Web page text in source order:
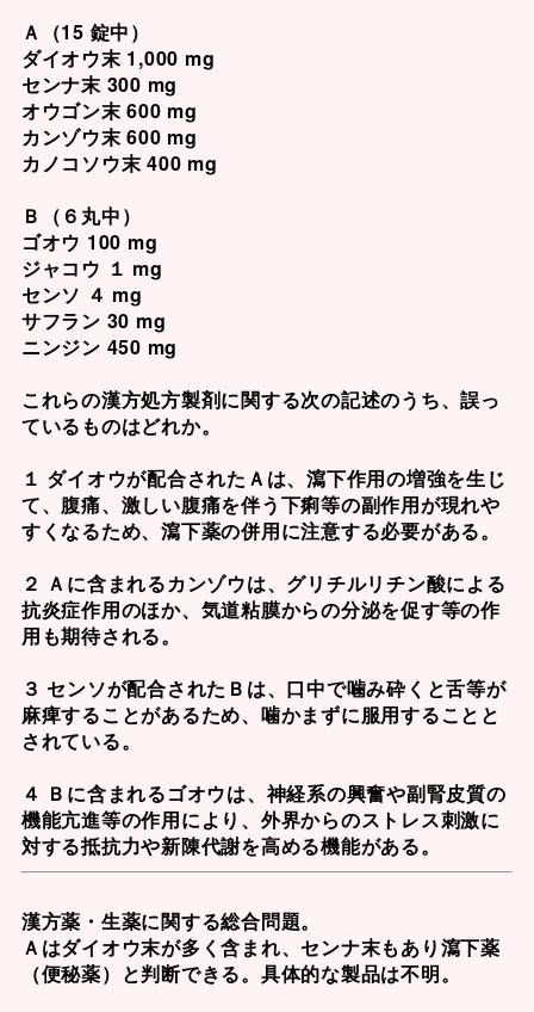
Ａ（15 錠中）
ダイオウ末 1,000 mg
センナ末 300 mg
オウゴン末 600 mg
カンゾウ末 600 mg
カノコソウ末 400 mg
Ｂ（６丸中）
ゴオウ 100 mg
ジャコウ １ mg
センソ ４ mg
サフラン 30 mg
ニンジン 450 mg
これらの漢方処方製剤に関する次の記述のうち、誤っ
ているものはどれか。
１ ダイオウが配合されたＡは、瀉下作用の増強を生じ
て、腹痛、激しい腹痛を伴う下痢等の副作用が現れや
すくなるため、瀉下薬の併用に注意する必要がある。
２ Ａに含まれるカンゾウは、グリチルリチン酸による
抗炎症作用のほか、気道粘膜からの分泌を促す等の作
用も期待される。
３ センソが配合されたＢは、口中で噛み砕くと舌等が
麻痺することがあるため、噛かまずに服用することと
されている。
４ Ｂに含まれるゴオウは、神経系の興奮や副腎皮質の
機能亢進等の作用により、外界からのストレス刺激に
対する抵抗力や新陳代謝を高める機能がある。
漢方薬・生薬に関する総合問題。
Ａはダイオウ末が多く含まれ、 センナ末もあり瀉下薬
（便秘薬）と判断できる。具体的な製品は不明。